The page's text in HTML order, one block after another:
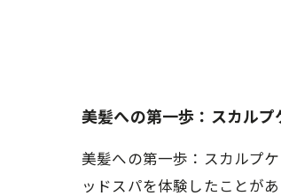
美髪への第一歩：スカルプ
美髪への第一歩：スカルプ
ッドスパを体験したことが